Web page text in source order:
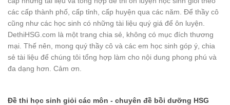
các cấp thành phố, cấp tỉnh, cấp huyện qua các năm. Để thầy cô
cũng như các học sinh có những tài liệu quý giá để ôn luyện.
DethiHSG.com là một trang chia sẻ, không có mục đích thương
mại. Thế nên, mong quý thầy cô và các em học sinh góp ý, chia
sẻ tài liệu để chúng tôi tổng hợp làm cho nội dung phong phú và
đa dạng hơn. Cảm ơn.
Đề thi học sinh giỏi các môn - chuyên đề bồi dưỡng HSG